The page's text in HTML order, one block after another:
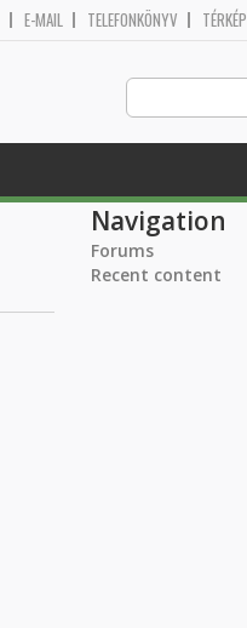
E-MAIL TELEFONKÖNYV TÉRKÉP
Navigation
Forums
Recent content